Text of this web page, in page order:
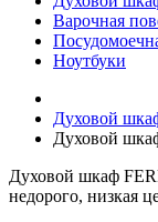
Варочная
Ноутбуки
Духовой
Духовой
Духовой шкаф
недорого, низкая